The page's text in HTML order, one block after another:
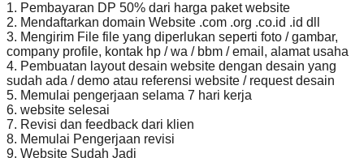
1. Pembayaran DP 50% dari harga paket website
2. Mendaftarkan domain Website .com .org .co.id .id dll
3. Mengirim File file yang diperlukan seperti foto / gambar,
company profile, kontak hp / wa / bbm / email, alamat usaha
4. Pembuatan layout desain website dengan desain yang
sudah ada / demo atau referensi website / request desain
5. Memulai pengerjaan selama 7 hari kerja
6. website selesai
7. Revisi dan feedback dari klien
8. Memulai Pengerjaan revisi
9. Website Sudah Jadi